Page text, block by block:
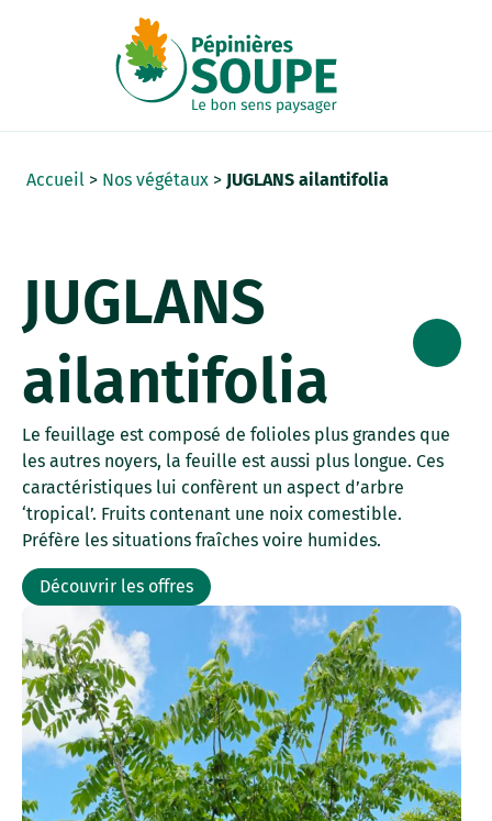
Accueil > Nos végétaux > JUGLANS ailantifolia
JUGLANS
ailantifolia
Le feuillage est composé de folioles plus grandes que
les autres noyers, la feuille est aussi plus longue. Ces
caractéristiques lui confèrent un aspect d’arbre
‘tropical’. Fruits contenant une noix comestible.
Préfère les situations fraîches voire humides.
Découvrir les offres